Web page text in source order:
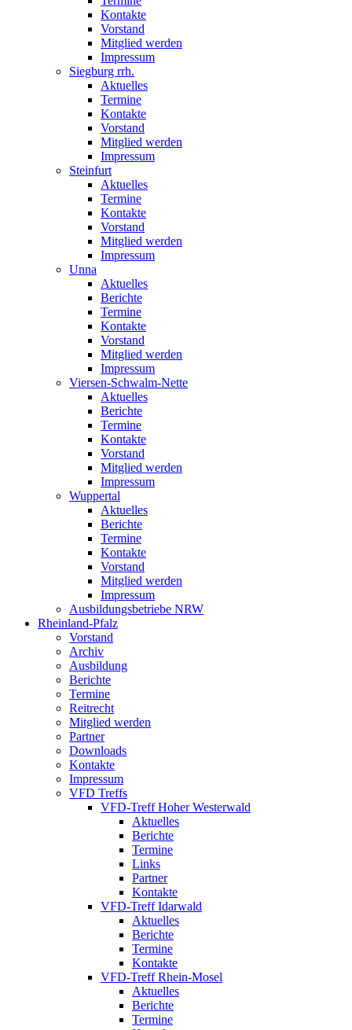
Kontakte
Vorstand
Mitglied werden
Impressum
Siegburg rrh.
Aktuelles
Termine
Kontakte
Vorstand
Mitglied werden
Impressum
Steinfurt
Aktuelles
Termine
Kontakte
Vorstand
Mitglied werden
Impressum
Unna
Aktuelles
Berichte
Termine
Kontakte
Vorstand
Mitglied werden
Impressum
Viersen-Schwalm-Nette
Aktuelles
Berichte
Termine
Kontakte
Vorstand
Mitglied werden
Impressum
Wuppertal
Aktuelles
Berichte
Termine
Kontakte
Vorstand
Mitglied werden
Impressum
Ausbildungsbetriebe NRW
Rheinland-Pfalz
Vorstand
Archiv
Ausbildung
Berichte
Termine
Reitrecht
Mitglied werden
Partner
Downloads
Kontakte
Impressum
VFD Treffs
VFD-Treff Hoher Westerwald
Aktuelles
Berichte
Termine
Links
Partner
Kontakte
VFD-Treff Idarwald
Aktuelles
Berichte
Termine
Kontakte
VFD-Treff Rhein-Mosel
Aktuelles
Berichte
Termine